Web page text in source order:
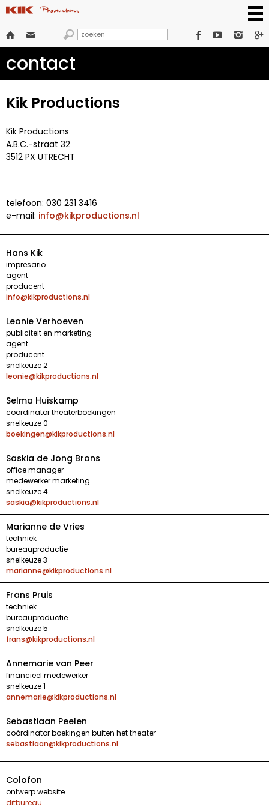
      
contact
Kik Productions
Kik Productions
A.B.C.-straat 32
3512 PX UTRECHT
telefoon: 030 231 3416
e-mail: info@kikproductions.nl
Hans Kik
impresario
agent
producent
info@kikproductions.nl
Leonie Verhoeven
publiciteit en marketing
agent
producent
snelkeuze 2
leonie@kikproductions.nl
Selma Huiskamp
coördinator theaterboekingen
snelkeuze 0
boekingen@kikproductions.nl
Saskia de Jong Brons
office manager
medewerker marketing
snelkeuze 4
saskia@kikproductions.nl
Marianne de Vries
techniek
bureauproductie
snelkeuze 3
marianne@kikproductions.nl
Frans Pruis
techniek
bureauproductie
snelkeuze 5
frans@kikproductions.nl
Annemarie van Peer
financieel medewerker
snelkeuze 1
annemarie@kikproductions.nl
Sebastiaan Peelen
coördinator boekingen buiten het theater
sebastiaan@kikproductions.nl
Colofon
ontwerp website
ditbureau